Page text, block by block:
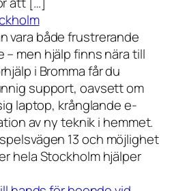
vara både frustrerande
– men hjälp finns nära till
i Bromma får du
support, oavsett om
laptop, krånglande e-
av ny teknik i hemmet.
13 och möjlighet
hela Stockholm hjälper